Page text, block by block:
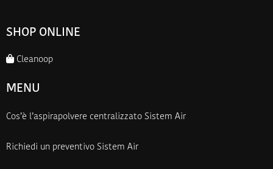
SHOP ONLINE
Cleanoop
MENU
Cos’è l’aspirapolvere centralizzato Sistem Air
Richiedi un preventivo Sistem Air